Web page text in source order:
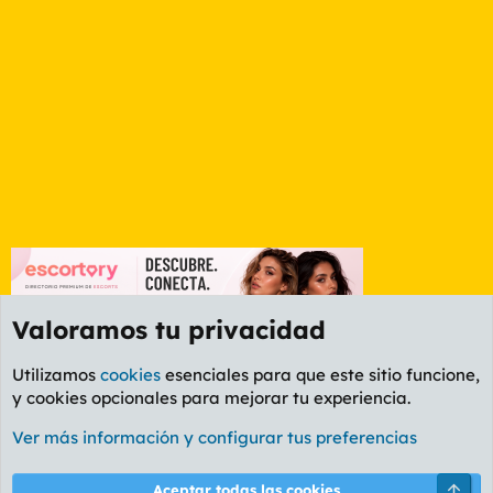
Foro General
Cookies
PL OLDSTYLE AMARILLO
Valoramos tu privacidad
Utilizamos cookies esenciales para que este sitio funcione,
y cookies opcionales para mejorar tu experiencia.
Ver más información y configurar tus preferencias
Aceptar todas las cookies